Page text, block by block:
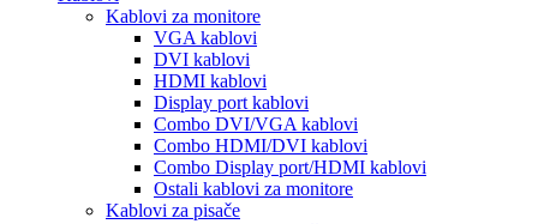
Kablovi za monitore
VGA kablovi
DVI kablovi
HDMI kablovi
Display port kablovi
Combo DVI/VGA kablovi
Combo HDMI/DVI kablovi
Combo Display port/HDMI kablovi
Ostali kablovi za monitore
Kablovi za pisače